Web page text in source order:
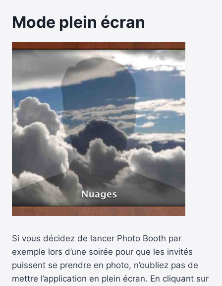
Mode plein écran
Si vous décidez de lancer Photo Booth par
exemple lors d’une soirée pour que les invités
puissent se prendre en photo, n’oubliez pas de
mettre l’application en plein écran. En cliquant sur